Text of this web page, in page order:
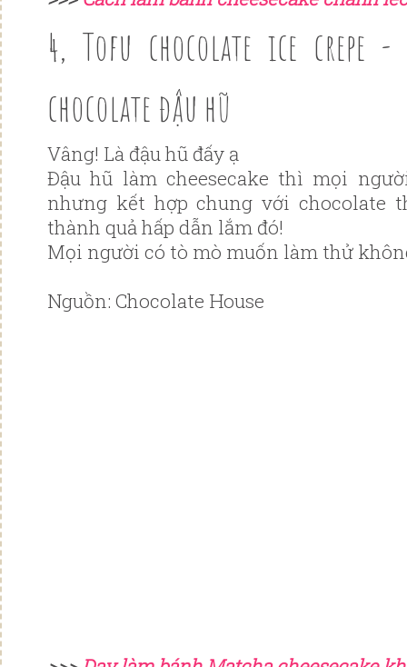
4, Tofu chocolate ice crepe -
chocolate đậu hũ
Vâng! Là đậu hũ đấy ạ
Đậu hũ làm cheesecake thì mọi
nhưng kết hợp chung với chocolate
thành quả hấp dẫn lắm đó!
Mọi người có tò mò muốn làm thử
Nguồn: Chocolate House